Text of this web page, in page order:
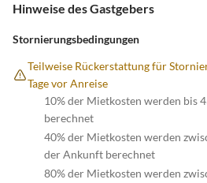
Hinweise des Gastgebers
Stornierungsbedingungen
Teilweise Rückerstattung für
Tage vor Anreise
10% der Mietkosten werden bis
berechnet
40% der Mietkosten werden
der Ankunft berechnet
80% der Mietkosten werden